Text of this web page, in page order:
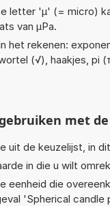
letter 'µ' (= micro)
van µPa.
het rekenen:
(√), haakjes, pi
met
uit de keuzelijst, in
in die u wilt
eenheid die
'Spherical candle